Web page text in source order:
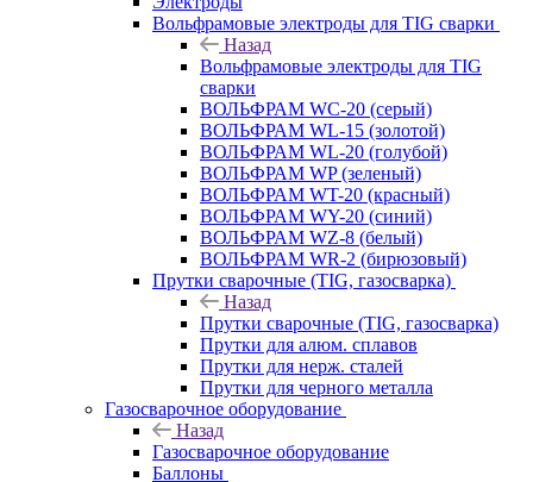
Вольфрамовые электроды для TIG сварки
Назад
Вольфрамовые электроды для TIG
сварки
ВОЛЬФРАМ WC-20 (серый)
ВОЛЬФРАМ WL-15 (золотой)
ВОЛЬФРАМ WL-20 (голубой)
ВОЛЬФРАМ WP (зеленый)
ВОЛЬФРАМ WT-20 (красный)
ВОЛЬФРАМ WY-20 (синий)
ВОЛЬФРАМ WZ-8 (белый)
ВОЛЬФРАМ WR-2 (бирюзовый)
Прутки сварочные (TIG, газосварка)
Назад
Прутки сварочные (TIG, газосварка)
Прутки для алюм. сплавов
Прутки для нерж. сталей
Прутки для черного металла
Газосварочное оборудование
Назад
Газосварочное оборудование
Баллоны